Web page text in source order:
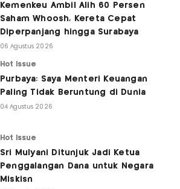
Kemenkeu Ambil Alih 60 Persen
Saham Whoosh, Kereta Cepat
Diperpanjang hingga Surabaya
06 Agustus 2026
Hot Issue
Purbaya: Saya Menteri Keuangan
Paling Tidak Beruntung di Dunia
04 Agustus 2026
Hot Issue
Sri Mulyani Ditunjuk Jadi Ketua
Penggalangan Dana untuk Negara
Miskisn